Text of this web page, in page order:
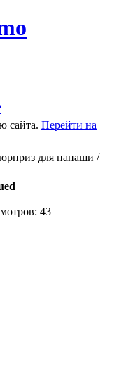
сайта. Перейти на
для папаши /
43